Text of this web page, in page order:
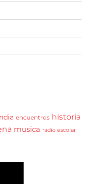
encuentros historia
musica radio escolar